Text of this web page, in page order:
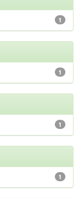
1
1
1
1